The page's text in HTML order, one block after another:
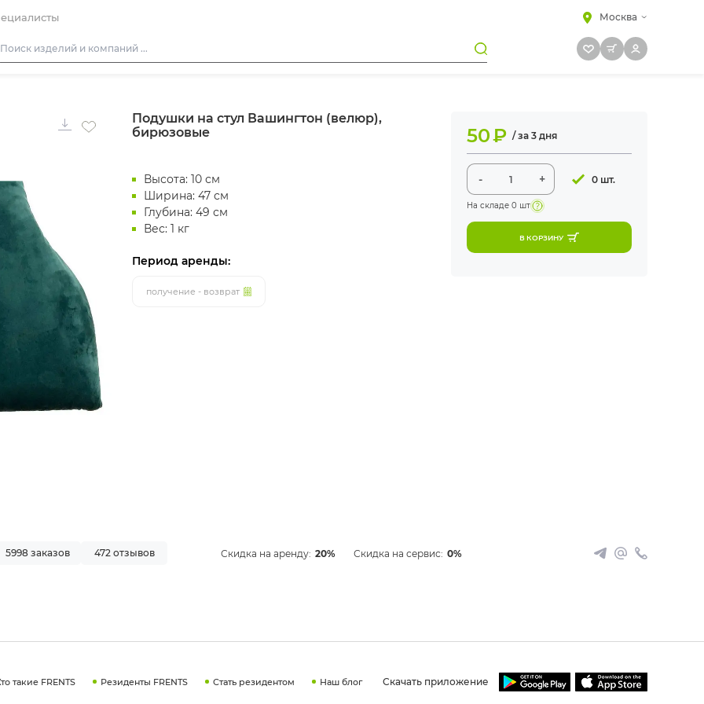
Москва
Кресла
Пуфы
Скамейки
Фуршетная мебель
Барная мебель
Подушки на стул Вашингтон (велюр),
бирюзовые
Высота: 10 см
Ширина: 47 см
Глубина: 49 см
Вес: 1 кг
Период аренды:
получение - возврат
50₽ / за 3 дня
- + 0 шт.
На складе 0 шт
В КОРЗИНУ
5998 заказов 472 отзывов Скидка на аренду: 20% Скидка на сервис: 0%
такие FRENTS Резиденты FRENTS Стать резидентом Наш блог Скачать приложение